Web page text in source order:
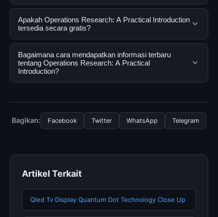
Operations Research: A Practical Introduction adalah
layanan digital yang dirancang untuk membantu
pengguna mendapatkan informasi lengkap dan
terpercaya. Anda dapat menggunakannya dengan
mengunjungi situs resmi dan mengikuti panduan yang
tersedia.
Apakah Operations Research: A Practical Introduction
tersedia secara gratis?
Ya, Operations Research: A Practical Introduction dapat
diakses secara gratis oleh semua pengguna. Tidak ada
biaya tersembunyi atau langganan yang diperlukan
Bagaimana cara mendapatkan informasi terbaru
tentang Operations Research: A Practical
Introduction?
bisa mengunjungi halaman resmi kami secara berkala.
Kami selalu memperbarui konten dengan informasi
Bagikan: Facebook Twitter WhatsApp Telegram
Artikel Terkait
Qled Tv Display Quantum Dot Technology Close Up